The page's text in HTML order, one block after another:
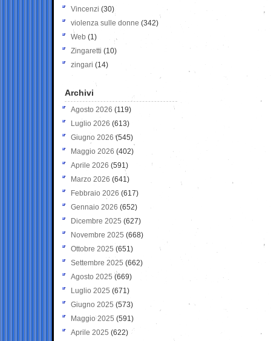
Vincenzi (30)
violenza sulle donne (342)
Web (1)
Zingaretti (10)
zingari (14)
Archivi
Agosto 2026 (119)
Luglio 2026 (613)
Giugno 2026 (545)
Maggio 2026 (402)
Aprile 2026 (591)
Marzo 2026 (641)
Febbraio 2026 (617)
Gennaio 2026 (652)
Dicembre 2025 (627)
Novembre 2025 (668)
Ottobre 2025 (651)
Settembre 2025 (662)
Agosto 2025 (669)
Luglio 2025 (671)
Giugno 2025 (573)
Maggio 2025 (591)
Aprile 2025 (622)